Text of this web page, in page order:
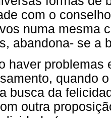
com o
numa mesma
abandona- se a
haver
quando
busca da
outra